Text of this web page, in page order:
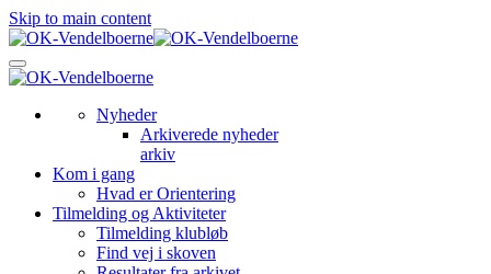
Skip to main content
Nyheder
Arkiverede nyheder
arkiv
Kom i gang
Hvad er Orientering
Tilmelding og Aktiviteter
Tilmelding klubløb
Find vej i skoven